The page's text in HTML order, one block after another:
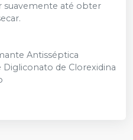
suavemente até obter
Antisséptica
Digliconato de Clorexidina